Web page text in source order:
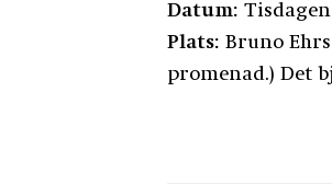
Datum:
Plats: Bruno
promenad.) Det